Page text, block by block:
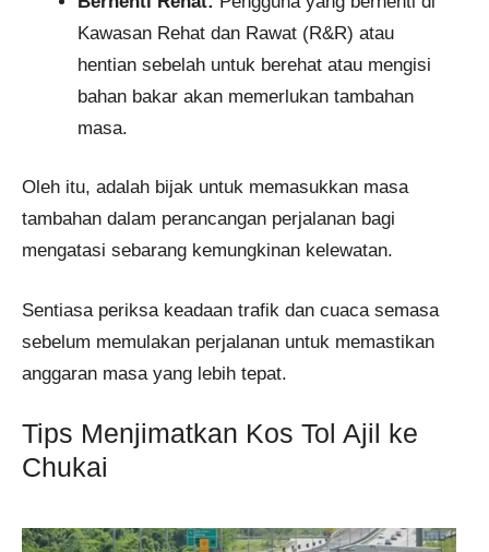
Kawasan Rehat dan Rawat (R&R) atau
hentian sebelah untuk berehat atau mengisi
bahan bakar akan memerlukan tambahan
masa.
Oleh itu, adalah bijak untuk memasukkan masa
tambahan dalam perancangan perjalanan bagi
mengatasi sebarang kemungkinan kelewatan.
Sentiasa periksa keadaan trafik dan cuaca semasa
sebelum memulakan perjalanan untuk memastikan
anggaran masa yang lebih tepat.
Tips Menjimatkan Kos Tol Ajil ke
Chukai